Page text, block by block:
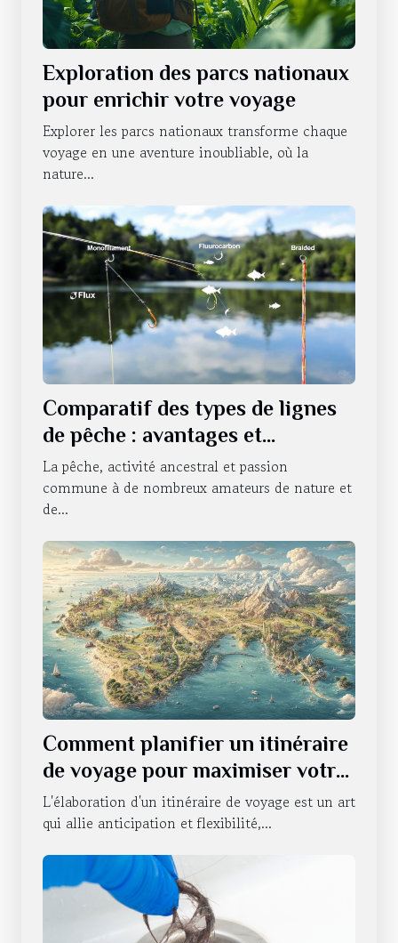
Exploration des parcs nationaux
pour enrichir votre voyage
Explorer les parcs nationaux transforme chaque
voyage en une aventure inoubliable, où la
nature...
Comparatif des types de lignes
de pêche : avantages et
utilisations
La pêche, activité ancestral et passion
commune à de nombreux amateurs de nature et
de...
Comment planifier un itinéraire
de voyage pour maximiser votre
expérience
L'élaboration d'un itinéraire de voyage est un art
qui allie anticipation et flexibilité,...